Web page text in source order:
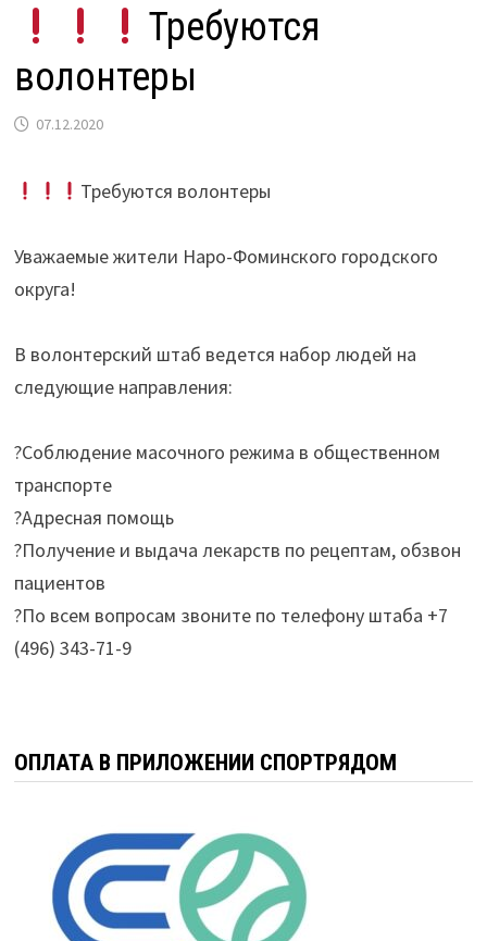
Требуются
волонтеры
07.12.2020
Требуются волонтеры
Уважаемые жители Наро-Фоминского городского
округа!
В волонтерский штаб ведется набор людей на
следующие направления:
?Соблюдение масочного режима в общественном
транспорте
?Адресная помощь
?Получение и выдача лекарств по рецептам, обзвон
пациентов
?По всем вопросам звоните по телефону штаба +7
(496) 343-71-9
ОПЛАТА В ПРИЛОЖЕНИИ СПОРТРЯДОМ